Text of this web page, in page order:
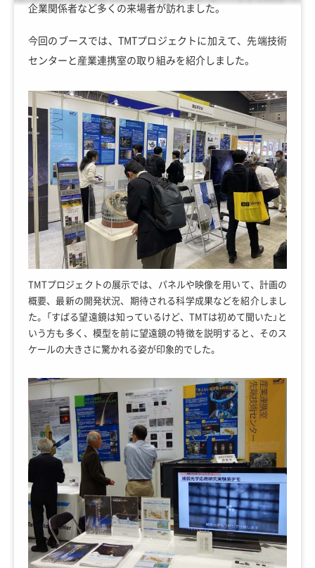
企業関係者など多くの来場者が訪れました。
今回のブースでは、TMTプロジェクトに加えて、先端技術
センターと産業連携室の取り組みを紹介しました。
TMTプロジェクトの展示では、パネルや映像を用いて、計画の
概要、最新の開発状況、期待される科学成果などを紹介しまし
た。「すばる望遠鏡は知っているけど、TMTは初めて聞いた」と
いう方も多く、模型を前に望遠鏡の特徴を説明すると、そのス
ケールの大きさに驚かれる姿が印象的でした。